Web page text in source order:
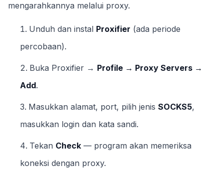
mengarahkannya melalui proxy.
Unduh dan instal Proxifier (ada periode
percobaan).
Buka Proxifier → Profile → Proxy Servers →
Add.
Masukkan alamat, port, pilih jenis SOCKS5,
masukkan login dan kata sandi.
Tekan Check — program akan memeriksa
koneksi dengan proxy.